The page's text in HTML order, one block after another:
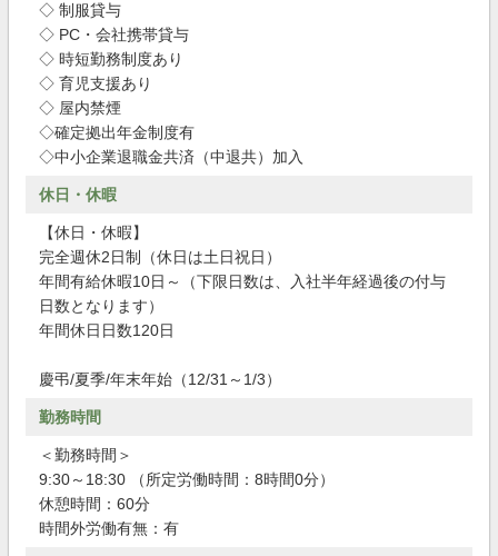
◇ 制服貸与
◇ PC・会社携帯貸与
◇ 時短勤務制度あり
◇ 育児支援あり
◇ 屋内禁煙
◇確定拠出年金制度有
◇中小企業退職金共済（中退共）加入
休日・休暇
【休日・休暇】
完全週休2日制（休日は土日祝日）
年間有給休暇10日～（下限日数は、入社半年経過後の付与
日数となります）
年間休日日数120日
慶弔/夏季/年末年始（12/31～1/3）
勤務時間
＜勤務時間＞
9:30～18:30 （所定労働時間：8時間0分）
休憩時間：60分
時間外労働有無：有